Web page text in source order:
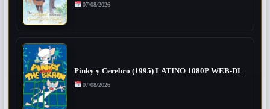
07/08/2026
Pinky y Cerebro (1995) LATINO 1080P WEB-DL
07/08/2026